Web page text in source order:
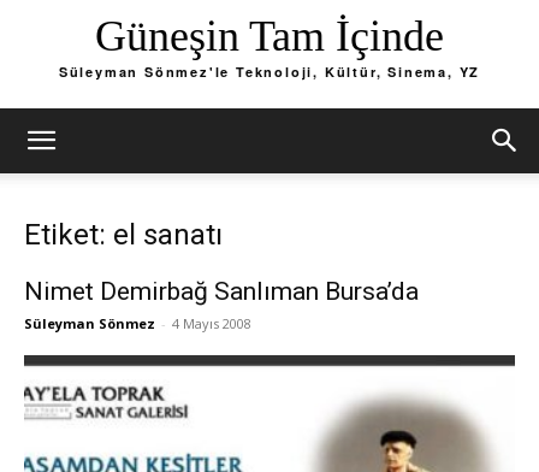
Güneşin Tam İçinde
Süleyman Sönmez'le Teknoloji, Kültür, Sinema, YZ
Etiket: el sanatı
Nimet Demirbağ Sanlıman Bursa’da
Süleyman Sönmez - 4 Mayıs 2008